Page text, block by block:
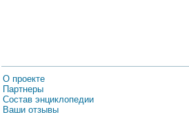
О проекте
Партнеры
Состав энциклопедии
Ваши отзывы